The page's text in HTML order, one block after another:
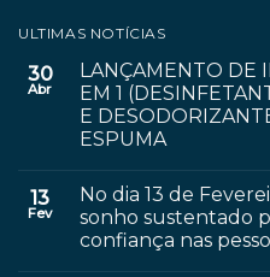
ULTIMAS NOTÍCIAS
30
Abr
LANÇAMENTO DE
EM 1
E
ESPUMA
13
Fev
No dia 13 de
sonho sustentado
confiança nas